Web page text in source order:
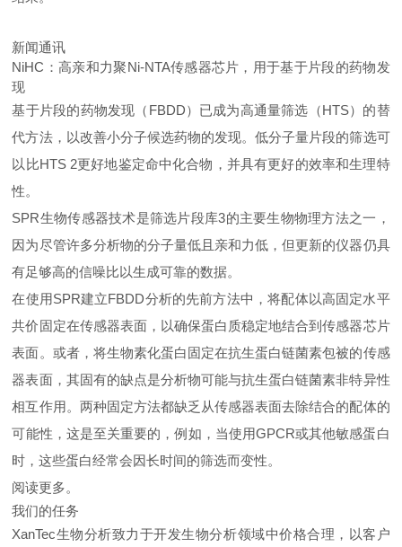
新闻通讯
NiHC：高亲和力聚Ni-NTA传感器芯片，用于基于片段的药物发
现
基于片段的药物发现（FBDD）已成为高通量筛选（HTS）的替
代方法，以改善小分子候选药物的发现。低分子量片段的筛选可
以比HTS 2更好地鉴定命中化合物，并具有更好的效率和生理特
性。
SPR生物传感器技术是筛选片段库3的主要生物物理方法之一，
因为尽管许多分析物的分子量低且亲和力低，但更新的仪器仍具
有足够高的信噪比以生成可靠的数据。
在使用SPR建立FBDD分析的先前方法中，将配体以高固定水平
共价固定在传感器表面，以确保蛋白质稳定地结合到传感器芯片
表面。或者，将生物素化蛋白固定在抗生蛋白链菌素包被的传感
器表面，其固有的缺点是分析物可能与抗生蛋白链菌素非特异性
相互作用。两种固定方法都缺乏从传感器表面去除结合的配体的
可能性，这是至关重要的，例如，当使用GPCR或其他敏感蛋白
时，这些蛋白经常会因长时间的筛选而变性。
阅读更多。
我们的任务
XanTec生物分析致力于开发生物分析领域中价格合理，以客户